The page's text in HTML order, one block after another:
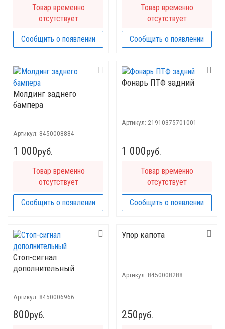
Товар временно
отсутствует
Сообщить о появлении
Товар временно
отсутствует
Сообщить о появлении
Молдинг заднего
бампера
Артикул: 8450008884
1 000руб.
Товар временно
отсутствует
Сообщить о появлении
Фонарь ПТФ задний
Артикул: 21910375701001
1 000руб.
Товар временно
отсутствует
Сообщить о появлении
Стоп-сигнал
дополнительный
Артикул: 8450006966
800руб.
Упор капота
Артикул: 8450008288
250руб.